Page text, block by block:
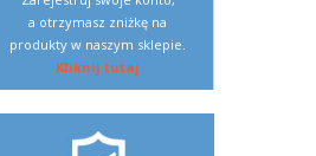
a otrzymasz zniżkę na
produkty w naszym sklepie.
Kliknij tutaj